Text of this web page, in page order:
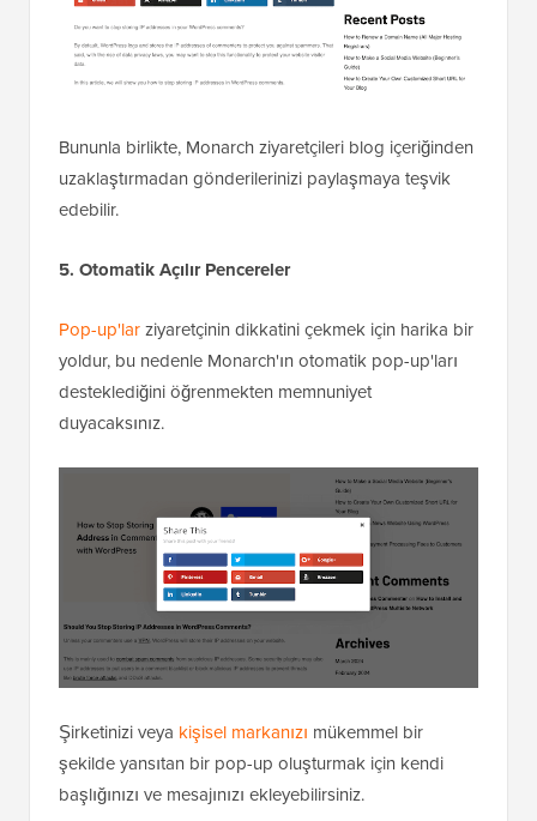
Bununla birlikte, Monarch ziyaretçileri blog içeriğinden
uzaklaştırmadan gönderilerinizi paylaşmaya teşvik
edebilir.
5. Otomatik Açılır Pencereler
Pop-up'larziyaretçinin dikkatini çekmek için harika bir
yoldur, bu nedenle Monarch'ın otomatik pop-up'ları
desteklediğini öğrenmekten memnuniyet
duyacaksınız.
Şirketinizi veya kişisel markanızı mükemmel bir
şekilde yansıtan bir pop-up oluşturmak için kendi
başlığınızı ve mesajınızı ekleyebilirsiniz.